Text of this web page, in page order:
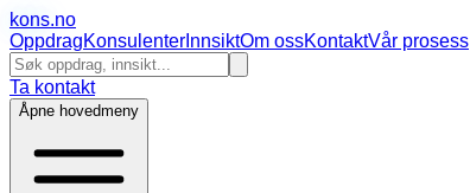
kons.no
OppdragKonsulenter InnsiktOm ossKontaktVår prosess
Ta kontakt
Åpne hovedmeny